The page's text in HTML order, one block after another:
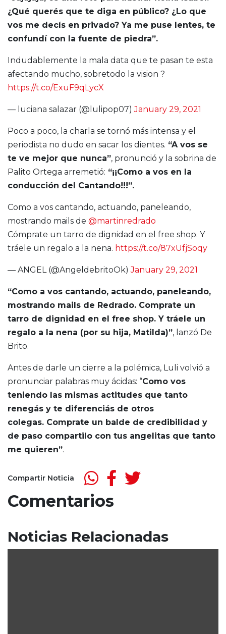
¿Qué querés que te diga en público? ¿Lo que
vos me decís en privado? Ya me puse lentes, te
confundí con la fuente de piedra”.
Indudablemente la mala data que te pasan te esta
afectando mucho, sobretodo la vision ?
https://t.co/ExuF9qLycX
— luciana salazar (@lulipop07)January 29, 2021
Poco a poco, la charla se tornó más intensa y el
periodista no dudo en sacar los dientes. “A vos se
te ve mejor que nunca”, pronunció y la sobrina de
Palito Ortega arremetió: “¡¡Como a vos en la
conducción del Cantando!!!”.
Como a vos cantando, actuando, paneleando,
mostrando mails de @martinredrado
Cómprate un tarro de dignidad en el free shop. Y
tráele un regalo a la nena. https://t.co/87xUfjSoqy
— ANGEL (@AngeldebritoOk)January 29, 2021
“Como a vos cantando, actuando, paneleando,
mostrando mails de Redrado. Comprate un
tarro de dignidad en el free shop. Y tráele un
regalo a la nena (por su hija, Matilda)”, lanzó De
Brito.
Antes de darle un cierre a la polémica, Luli volvió a
pronunciar palabras muy ácidas: “Como vos
teniendo las mismas actitudes que tanto
renegás y te diferenciás de otros
colegas. Comprate un balde de credibilidad y
de paso compartilo con tus angelitas que tanto
me quieren”.
Compartir Noticia
Comentarios
Noticias Relacionadas